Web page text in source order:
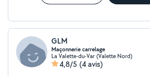
GLM
Maçonnerie carrelage
La Valette-du-Var (Valette Nord)
4,8/5 (4 avis)